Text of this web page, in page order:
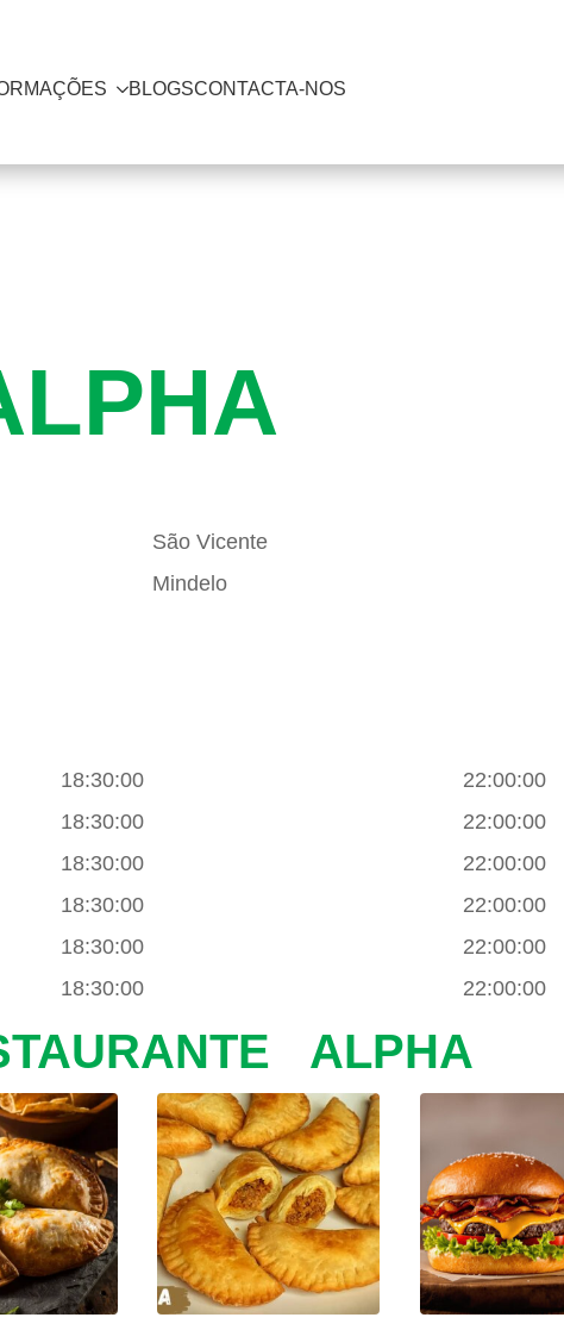
BLOGSCONTACTA-NOS
São Vicente
Mindelo
18:30:00
22:00:00
18:30:00
22:00:00
18:30:00
22:00:00
18:30:00
22:00:00
18:30:00
22:00:00
18:30:00 22:00:00
ALPHA